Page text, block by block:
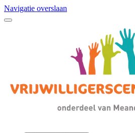
Navigatie overslaan